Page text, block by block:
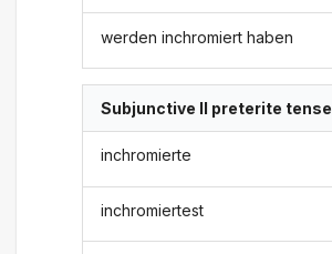
werden inchromiert haben
Subjunctive II preterite tense
inchromierte
inchromiertest